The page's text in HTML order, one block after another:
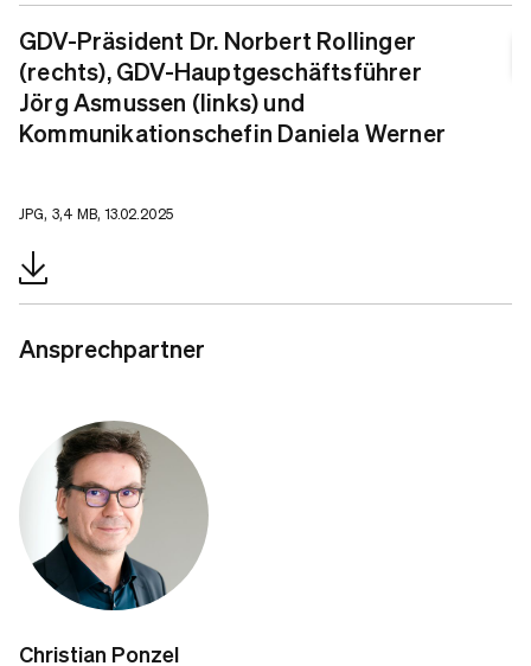
GDV-Präsident Dr. Norbert Rollinger
(rechts), GDV-Hauptgeschäftsführer
Jörg Asmussen (links) und
Kommunikationschefin Daniela Werner
JPG, 3,4 MB, 13.02.2025
Ansprechpartner
Christian Ponzel